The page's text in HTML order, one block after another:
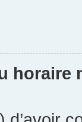
horaire